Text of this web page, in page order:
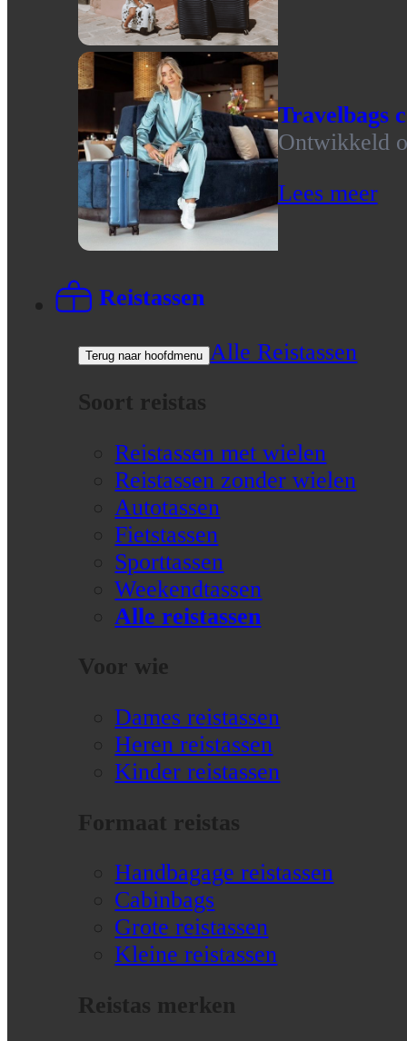
Travelbags
Ontwikkeld
Lees meer
Reistassen
Terug naar hoofdmenu
Alle Reistassen
Soort reistas
Reistassen met wielen
Reistassen zonder wielen
Autotassen
Fietstassen
Sporttassen
Weekendtassen
Alle reistassen
Voor wie
Dames reistassen
Heren reistassen
Kinder reistassen
Formaat reistas
Handbagage reistassen
Cabinbags
Grote reistassen
Kleine reistassen
Reistas merken